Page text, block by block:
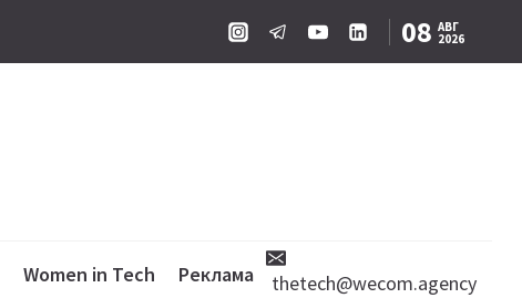
08 АВГ
2026
Women in Tech Реклама thetech@wecom.agency